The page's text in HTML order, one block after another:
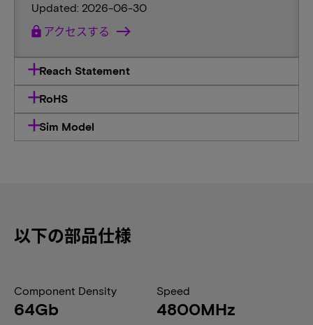
Updated: 2026-06-30
lock アクセスする
Reach Statement
RoHS
Sim Model
以下の部品仕様
Component Density
64Gb
Speed
4800MHz